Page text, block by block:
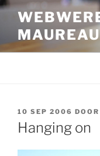
Ga
inhoud
MAUREAU
GEPLAATST
OP
10 SEP 2006 DOOR
Hanging on